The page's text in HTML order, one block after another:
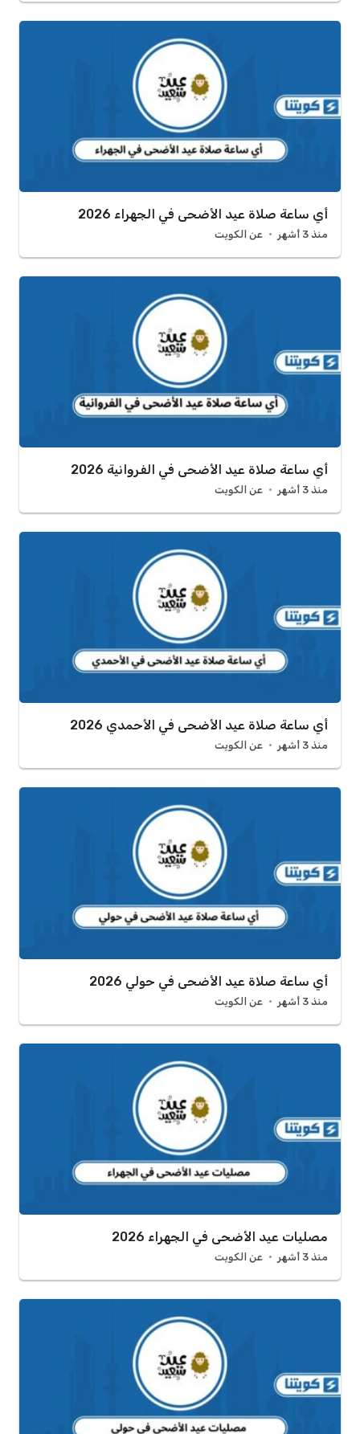
أي ساعة صلاة عيد الأضحى في الجهراء 2026
منذ 3 أشهر عن الكويت
أي ساعة صلاة عيد الأضحى في الفروانية 2026
منذ 3 أشهر عن الكويت
أي ساعة صلاة عيد الأضحى في الأحمدي 2026
منذ 3 أشهر عن الكويت
أي ساعة صلاة عيد الأضحى في حولي 2026
منذ 3 أشهر عن الكويت
مصليات عيد الأضحى في الجهراء 2026
منذ 3 أشهر عن الكويت